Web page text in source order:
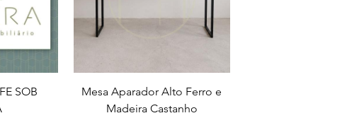
SOB
Mesa Aparador Alto Ferro e
Madeira Castanho